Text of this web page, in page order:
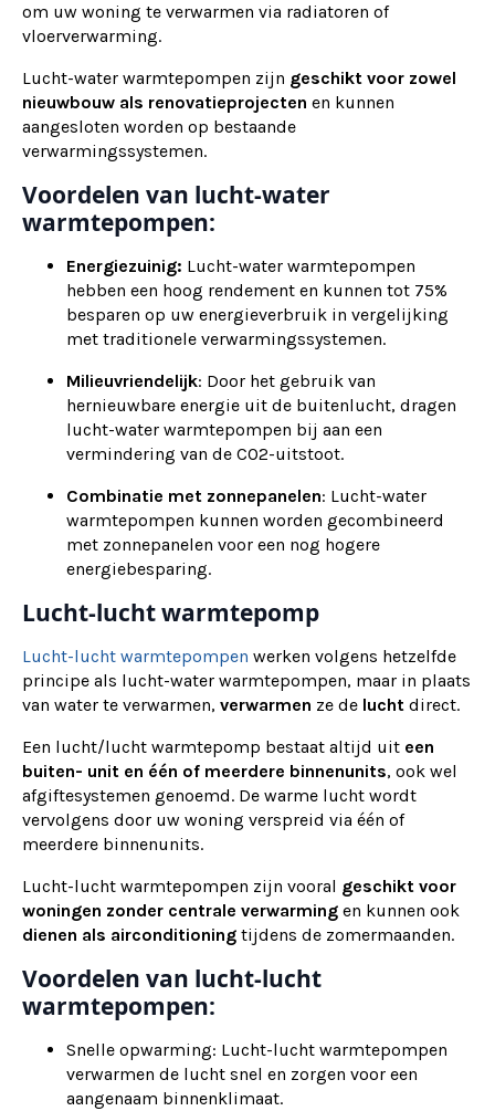
om uw woning te verwarmen via radiatoren of
vloerverwarming.
Lucht-water warmtepompen zijn geschikt voor zowel
nieuwbouw als renovatieprojecten en kunnen
aangesloten worden op bestaande
verwarmingssystemen.
Voordelen van lucht-water
warmtepompen:
Energiezuinig: Lucht-water warmtepompen
hebben een hoog rendement en kunnen tot 75%
besparen op uw energieverbruik in vergelijking
met traditionele verwarmingssystemen.
Milieuvriendelijk: Door het gebruik van
hernieuwbare energie uit de buitenlucht, dragen
lucht-water warmtepompen bij aan een
vermindering van de CO2-uitstoot.
Combinatie met zonnepanelen: Lucht-water
warmtepompen kunnen worden gecombineerd
met zonnepanelen voor een nog hogere
energiebesparing.
Lucht-lucht warmtepomp
Lucht-lucht warmtepompen werken volgens hetzelfde
principe als lucht-water warmtepompen, maar in plaats
van water te verwarmen, verwarmen ze de lucht direct.
Een lucht/lucht warmtepomp bestaat altijd uit een
buiten- unit en één of meerdere binnenunits, ook wel
afgiftesystemen genoemd. De warme lucht wordt
vervolgens door uw woning verspreid via één of
meerdere binnenunits.
Lucht-lucht warmtepompen zijn vooral geschikt voor
woningen zonder centrale verwarming en kunnen ook
dienen als airconditioning tijdens de zomermaanden.
Voordelen van lucht-lucht
warmtepompen:
Snelle opwarming: Lucht-lucht warmtepompen
verwarmen de lucht snel en zorgen voor een
aangenaam binnenklimaat.